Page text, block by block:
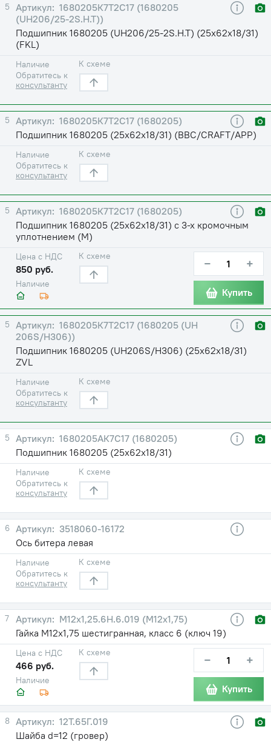
5
1680205К7Т2С17 (1680205
(UH206/25-2S.H.T))
Подшипник 1680205 (UH206/25-2S.H.T) (25х62х18/31)
(FKL)
Наличие
Обратитесь к
консультанту
К схеме
5
1680205К7Т2С17 (1680205)
Подшипник 1680205 (25х62х18/31) (BBC/CRAFT/APP)
Наличие
Обратитесь к
консультанту
К схеме
5
1680205К7Т2С17 (1680205)
Подшипник 1680205 (25х62х18/31) с 3-х кромочным
уплотнением (М)
Наличие
Цена с НДС
850 руб.
К схеме − +
Купить
5
1680205К7Т2С17 (1680205 (UH
206S/H306))
Подшипник 1680205 (UH206S/H306) (25х62х18/31)
ZVL
Наличие
Обратитесь к
консультанту
К схеме
5
1680205АК7С17 (1680205)
Подшипник 1680205 (25х62х18/31)
Наличие
Обратитесь к
консультанту
К схеме
6
3518060-16172
Ось битера левая
Наличие
Обратитесь к
консультанту
К схеме
7
М12х1,25.6Н.6.019 (М12х1,75)
Гайка М12х1,75 шестигранная, класс 6 (ключ 19)
Наличие
Цена с НДС
466 руб.
К схеме − +
Купить
8
12Т.65Г.019
Шайба d=12 (гровер)